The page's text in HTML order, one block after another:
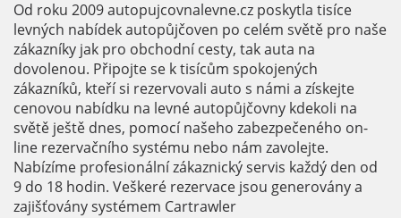
Od roku 2009 autopujcovnalevne.cz poskytla tisíce
levných nabídek autopůjčoven po celém světě pro naše
zákazníky jak pro obchodní cesty, tak auta na
dovolenou. Připojte se k tisícům spokojených
zákazníků, kteří si rezervovali auto s námi a získejte
cenovou nabídku na levné autopůjčovny kdekoli na
světě ještě dnes, pomocí našeho zabezpečeného on-
line rezervačního systému nebo nám zavolejte.
Nabízíme profesionální zákaznický servis každý den od
9 do 18 hodin. Veškeré rezervace jsou generovány a
zajišťovány systémem Cartrawler